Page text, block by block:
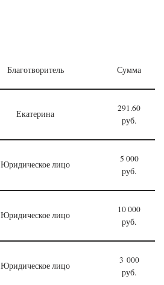
Благотворитель Сумма
Екатерина
291.60
руб.
Юридическое лицо
5 000
руб.
Юридическое лицо
10 000
руб.
Юридическое лицо
3 000
руб.